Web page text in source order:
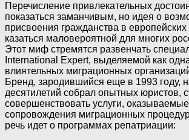
Перечисление привлекательных
показаться заманчивым, но идея о
присвоения гражданства в
казаться маловероятной для многих
Этот миф стремятся развенчать
International Expert, выделяемой как
влиятельных миграционных
Бренд, зародившийся еще в 1993 году,
десятилетий собрал опытных юристов,
совершенствовать услуги,
сопровождения миграционных
речь идет о программах репатриации: